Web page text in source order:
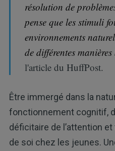
résolution de
pense que les stimuli
environnements
de différentes
l'article du HuffPost.
Être immergé dans la
fonctionnement cognitif,
déficitaire de l’attention
de soi chez les jeunes.